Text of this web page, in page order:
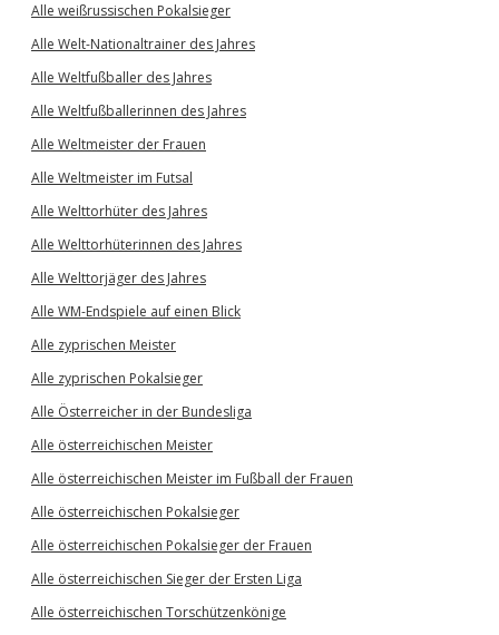
Alle weißrussischen Pokalsieger
Alle Welt-Nationaltrainer des Jahres
Alle Weltfußballer des Jahres
Alle Weltfußballerinnen des Jahres
Alle Weltmeister der Frauen
Alle Weltmeister im Futsal
Alle Welttorhüter des Jahres
Alle Welttorhüterinnen des Jahres
Alle Welttorjäger des Jahres
Alle WM-Endspiele auf einen Blick
Alle zyprischen Meister
Alle zyprischen Pokalsieger
Alle Österreicher in der Bundesliga
Alle österreichischen Meister
Alle österreichischen Meister im Fußball der Frauen
Alle österreichischen Pokalsieger
Alle österreichischen Pokalsieger der Frauen
Alle österreichischen Sieger der Ersten Liga
Alle österreichischen Torschützenkönige